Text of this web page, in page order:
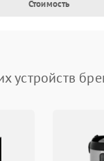
Стоимость
устройств